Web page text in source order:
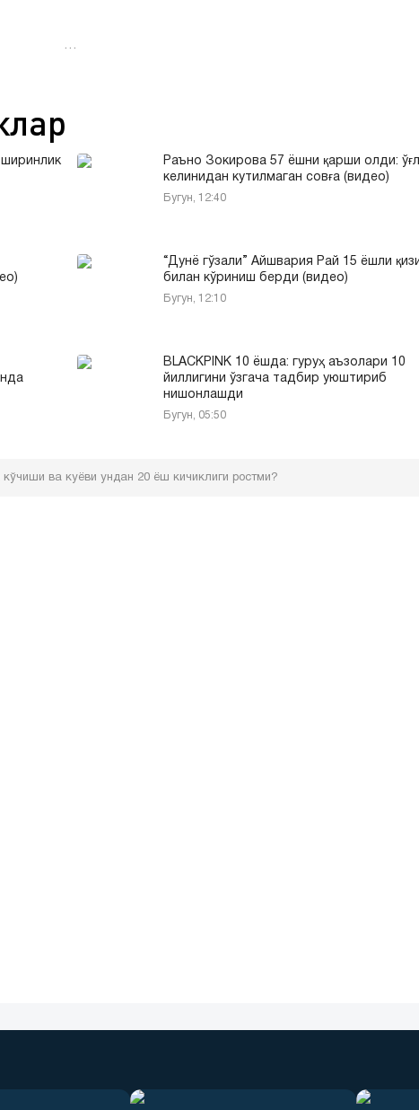
…
ширинлик
Раъно Зокирова 57 ёшни қарши олди:
келинидан кутилмаган совға (видео)
Бугун, 12:40
“Дунё гўзали” Айшвария Рай 15 ёшли
билан кўриниш берди (видео)
Бугун, 12:10
BLACKPINK 10 ёшда: гуруҳ аъзолари 10
йиллигини ўзгача тадбир уюштириб
нишонлашди
Бугун, 05:50
ва куёви ундан 20 ёш кичиклиги ростми?